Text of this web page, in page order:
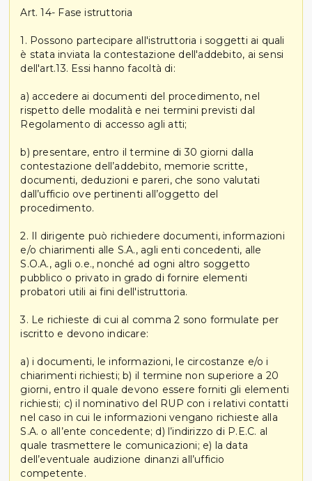
Art. 14- Fase istruttoria
1. Possono partecipare all'istruttoria i soggetti ai quali
è stata inviata la contestazione dell'addebito, ai sensi
dell'art.13. Essi hanno facoltà di:
a) accedere ai documenti del procedimento, nel
rispetto delle modalità e nei termini previsti dal
Regolamento di accesso agli atti;
b) presentare, entro il termine di 30 giorni dalla
contestazione dell’addebito, memorie scritte,
documenti, deduzioni e pareri, che sono valutati
dall’ufficio ove pertinenti all’oggetto del
procedimento.
2. Il dirigente può richiedere documenti, informazioni
e/o chiarimenti alle S.A., agli enti concedenti, alle
S.O.A., agli o.e., nonché ad ogni altro soggetto
pubblico o privato in grado di fornire elementi
probatori utili ai fini dell'istruttoria.
3. Le richieste di cui al comma 2 sono formulate per
iscritto e devono indicare:
a) i documenti, le informazioni, le circostanze e/o i
chiarimenti richiesti; b) il termine non superiore a 20
giorni, entro il quale devono essere forniti gli elementi
richiesti; c) il nominativo del RUP con i relativi contatti
nel caso in cui le informazioni vengano richieste alla
S.A. o all’ente concedente; d) l’indirizzo di P.E.C. al
quale trasmettere le comunicazioni; e) la data
dell’eventuale audizione dinanzi all’ufficio
competente.